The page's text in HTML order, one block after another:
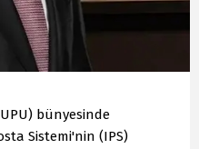
bünyesinde
Sistemi'nin (IPS)